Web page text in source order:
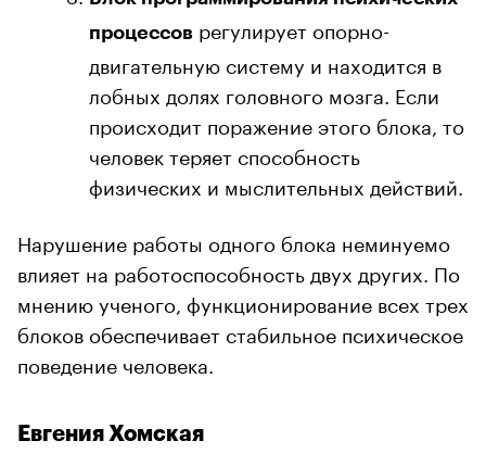
процессов регулирует опорно-
двигательную систему и находится в
лобных долях головного мозга. Если
происходит поражение этого блока, то
человек теряет способность
физических и мыслительных действий.
Нарушение работы одного блока неминуемо
влияет на работоспособность двух других. По
мнению ученого, функционирование всех трех
блоков обеспечивает стабильное психическое
поведение человека.
Евгения Хомская